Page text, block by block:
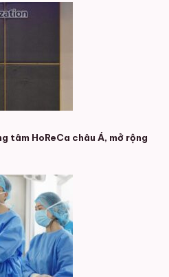
tâm HoReCa châu Á, mở rộng